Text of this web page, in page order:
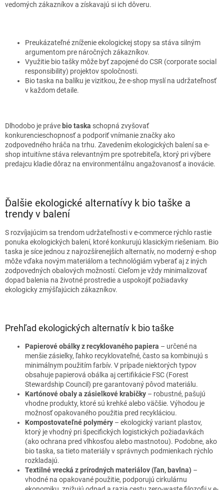
vedomých zákazníkov a získavajú si ich dôveru.
Preukázateľné zníženie ekologickej stopy sa stáva silným
argumentom pre náročných zákazníkov.
Využitie bio tašky môže byť zapojené do CSR (corporate social
responsibility) projektov spoločnosti.
Bio taska na balíku je vizitkou, že e-shop myslí na udržateľnosť
v každom detaile.
Dlhodobo je práve bio taska schopná zvyšovať
konkurencieschopnosť a podporiť vnímanie značky ako
zodpovedného hráča na trhu. Zavedením ekologických balení sa e-
shop intuitívne stáva relevantným pre spotrebiteľa, ktorý pri výbere
predajcu kladie dôraz na environmentálnu angažovanosť a inovácie.
Ďalšie ekologické alternatívy k bio taške a
trendy v balení
S rozvíjajúcim sa trendom udržateľnosti v e-commerce rýchlo rastie
ponuka ekologických balení, ktoré konkurujú klasickým riešeniam. Bio
taska je síce jednou z najrozšírenejších alternatív, no moderný e-shop
môže vďaka novým materiálom a technológiám vyberať aj z iných
zodpovedných obalových možností. Cieľom je vždy minimalizovať
dopad balenia na životné prostredie a uspokojiť požiadavky
ekologicky zmýšľajúcich zákazníkov.
Prehľad ekologických alternatív k bio taške
Papierové obálky z recyklovaného papiera – určené na
menšie zásielky, ľahko recyklovateľné, často sa kombinujú s
minimálnym použitím farbív. V prípade niektorých typov
obsahuje papierová obálka aj certifikácie FSC (Forest
Stewardship Council) pre garantovaný pôvod materiálu.
Kartónové obaly a zásielkové krabičky – robustné, pašujú
vhodne produkty, ktoré sú krehké alebo väčšie. Výhodou je
možnosť opakovaného použitia pred recykláciou.
Kompostovateľné polyméry – ekologický variant plastov,
ktorý je vhodný pri špecifických logistických požiadavkách
(ako ochrana pred vlhkosťou alebo mastnotou). Podobne, ako
bio taska, sa tieto materiály v správnych podmienkach rýchlo
rozkladajú.
Textilné vrecká z prírodných materiálov (ľan, bavlna) –
vhodné na opakované použitie, podporujú cirkulárnu